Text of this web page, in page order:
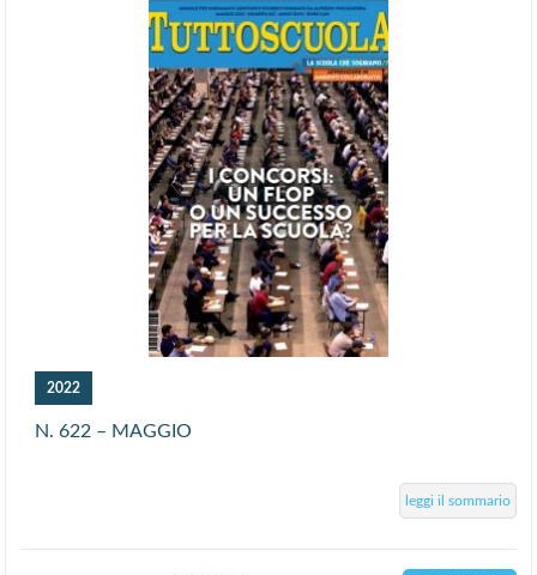
2022
N. 622 – MAGGIO
leggi il sommario